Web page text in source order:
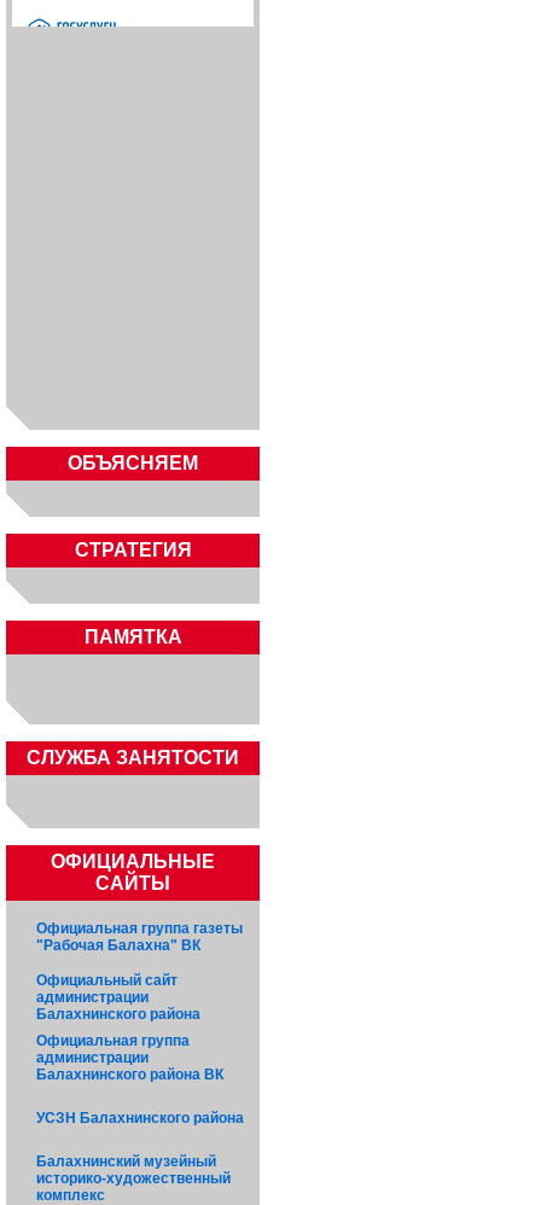
ОБЪЯСНЯЕМ
СТРАТЕГИЯ
ПАМЯТКА
CЛУЖБА ЗАНЯТОСТИ
ОФИЦИАЛЬНЫЕ
САЙТЫ
Официальная группа газеты
"Рабочая Балахна" ВК
Официальный сайт
администрации
Балахнинского района
Официальная группа
администрации
Балахнинского района ВК
УСЗН Балахнинского района
Балахнинский музейный
историко-художественный
комплекс